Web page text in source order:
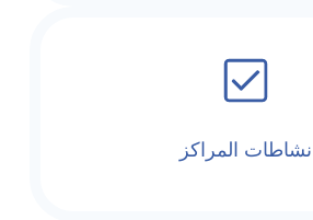
نشاطات المراكز